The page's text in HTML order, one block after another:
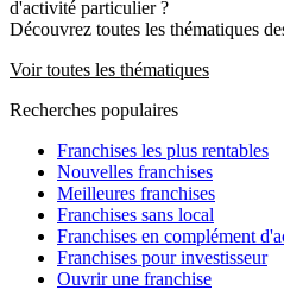
d'activité particulier ?
Découvrez toutes les thématiques
Voir toutes les thématiques
Recherches populaires
Franchises les plus rentables
Nouvelles franchises
Meilleures franchises
Franchises sans local
Franchises en complément
Franchises pour investisseur
Ouvrir une franchise